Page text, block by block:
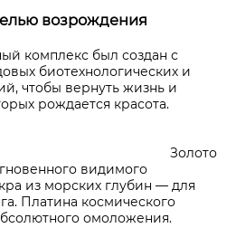
возрождения
комплекс был создан с
биотехнологических и
чтобы вернуть жизнь и
рождается красота.
Золото
видимого
из морских глубин — для
Платина космического
омоложения.